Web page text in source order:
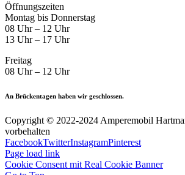
Öffnungszeiten
Montag bis Donnerstag
08 Uhr – 12 Uhr
13 Uhr – 17 Uhr
Freitag
08 Uhr – 12 Uhr
An Brückentagen haben wir geschlossen.
Copyright © 2022-2024 Amperemobil
vorbehalten
FacebookTwitterInstagramPinterest
Page load link
Cookie Consent mit Real Cookie Banner